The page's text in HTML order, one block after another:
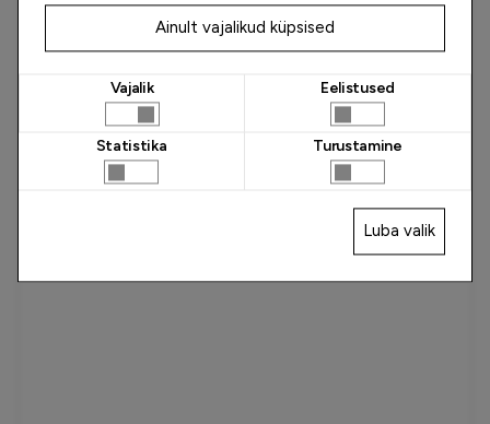
Ainult vajalikud küpsised
Vajalik Eelistused
Statistika Turustamine
Luba valik